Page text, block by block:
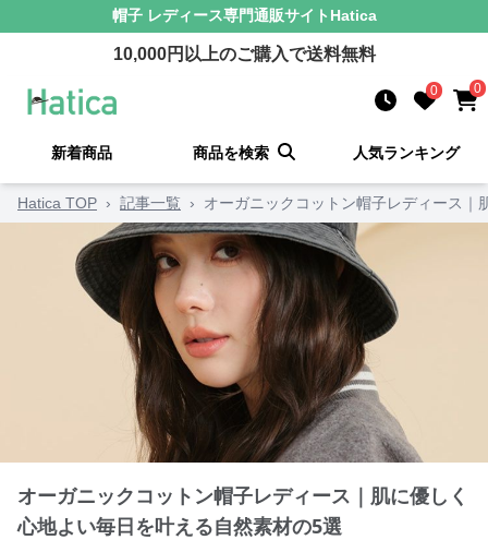
帽子 レディース専門通販サイト Hatica
10,000円以上のご購入で送料無料
0 0
新着商品 商品を検索 人気ランキング
Hatica TOP › 記事一覧 › オーガニックコットン帽子レディース
オーガニックコットン帽子レディース｜肌に優しく
心地よい毎日を叶える自然素材の5選